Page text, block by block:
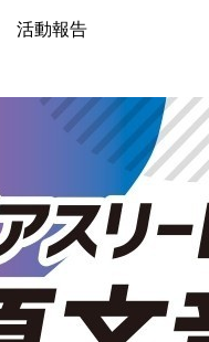
活動報告